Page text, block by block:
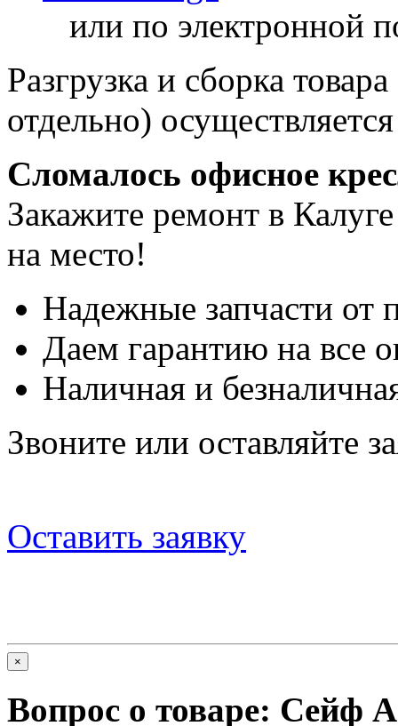
или по электронной
Разгрузка и сборка
отдельно)
Сломалось офисное
Закажите ремонт в
на место!
Надежные запчасти от
Даем гарантию на все
Наличная и
Звоните или оставляйте
Оставить заявку
×
Вопрос о товаре: Сейф